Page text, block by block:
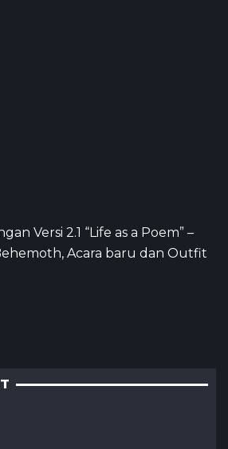
Versi 2.1 “Life as a Poem” –
Acara baru dan Outfit